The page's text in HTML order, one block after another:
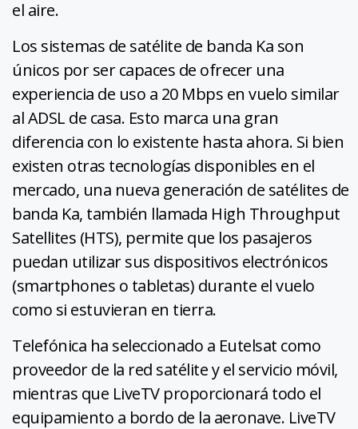
el aire.
Los sistemas de satélite de banda Ka son
únicos por ser capaces de ofrecer una
experiencia de uso a 20 Mbps en vuelo similar
al ADSL de casa. Esto marca una gran
diferencia con lo existente hasta ahora. Si bien
existen otras tecnologías disponibles en el
mercado, una nueva generación de satélites de
banda Ka, también llamada High Throughput
Satellites (HTS), permite que los pasajeros
puedan utilizar sus dispositivos electrónicos
(smartphones o tabletas) durante el vuelo
como si estuvieran en tierra.
Telefónica ha seleccionado a Eutelsat como
proveedor de la red satélite y el servicio móvil,
mientras que LiveTV proporcionará todo el
equipamiento a bordo de la aeronave. LiveTV